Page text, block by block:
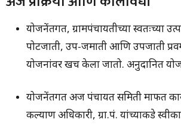
योजनेंतर्गत, ग्रामपंचायतीच्या स्वतःच्या
पोटजाती, उप-जमाती आणि उपजाती
योजनांवर खर्च केला जातो. अनुदानित
योजनेंतर्गत अर्ज पंचायत समिती मार्फत
कल्याण अधिकारी, ग्रा.पं. यांच्याकडे